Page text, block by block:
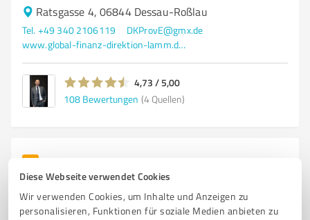
Diese Webseite verwendet Cookies
Wir verwenden Cookies, um Inhalte und Anzeigen zu
personalisieren, Funktionen für soziale Medien anbieten zu
Ratsgasse 4, 06844 Dessau-Roßlau
Tel. +49 340 2106119
DKProvE@gmx.de
www.global-finanz-direktion-lamm.de/unsere-berater/dirk-krause/
4,73 / 5,00
108 Bewertungen (4 Quellen)
3
HVD HausVerwaltung Dessau GmbH
HVD HausVerwaltung Dessau GmbH – Ihre erfahrene